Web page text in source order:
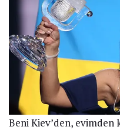
Beni Kiev’den, evimden